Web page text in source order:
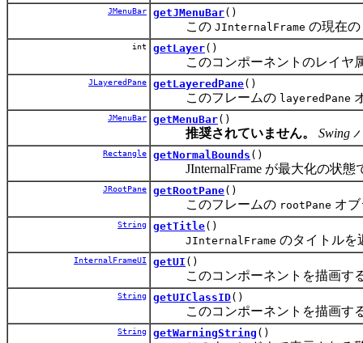
JMenuBar getJMenuBar()
この JInternalFrame の現在の
int getLayer()
このコンポーネントのレイヤ属
JLayeredPane getLayeredPane()
このフレームの layeredPane
JMenuBar getMenuBar()
推奨されていません。 Swing
Rectangle getNormalBounds ()
JInternalFrame が最大化の状態
JRootPane getRootPane()
このフレームの rootPane オ
String getTitle()
JInternalFrame のタイトルを
InternalFrameUI getUI ()
このコンポーネントを描画する
String getUIClassID()
このコンポーネントを描画する
String getWarningString ()